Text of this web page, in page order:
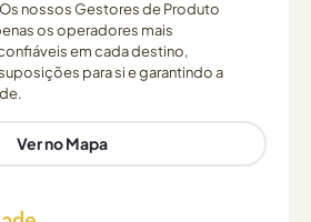
nossos Gestores de Produto
os operadores mais
em cada destino,
para si e garantindo a
Ver no Mapa